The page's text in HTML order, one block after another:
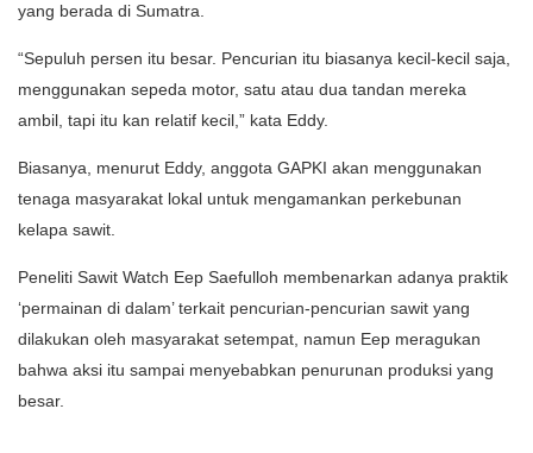
yang berada di Sumatra.
“Sepuluh persen itu besar. Pencurian itu biasanya kecil-kecil saja,
menggunakan sepeda motor, satu atau dua tandan mereka
ambil, tapi itu kan relatif kecil,” kata Eddy.
Biasanya, menurut Eddy, anggota GAPKI akan menggunakan
tenaga masyarakat lokal untuk mengamankan perkebunan
kelapa sawit.
Peneliti Sawit Watch Eep Saefulloh membenarkan adanya praktik
‘permainan di dalam’ terkait pencurian-pencurian sawit yang
dilakukan oleh masyarakat setempat, namun Eep meragukan
bahwa aksi itu sampai menyebabkan penurunan produksi yang
besar.